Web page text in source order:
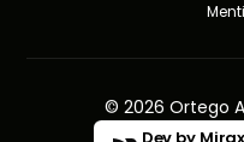
© 2026 Ortego